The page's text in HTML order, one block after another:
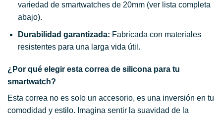
variedad de smartwatches de 20mm (ver lista completa
abajo).
Durabilidad garantizada: Fabricada con materiales
resistentes para una larga vida útil.
¿Por qué elegir esta correa de silicona para tu
smartwatch?
Esta correa no es solo un accesorio, es una inversión en tu
comodidad y estilo. Imagina sentir la suavidad de la